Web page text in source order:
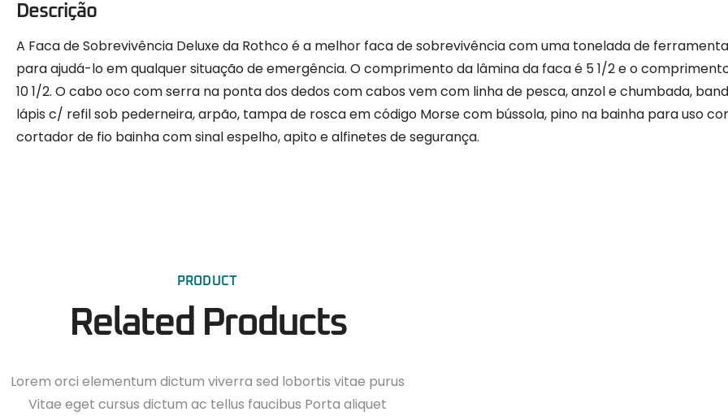
Descrição
A Faca de Sobrevivência Deluxe da Rothco é a melhor faca de sobrevivência com uma tonelada de
para ajudá-lo em qualquer situação de emergência. O comprimento da lâmina da faca é 5 1/2 e o
10 1/2. O cabo oco com serra na ponta dos dedos com cabos vem com linha de pesca, anzol e chumbada,
lápis c/ refil sob pederneira, arpão, tampa de rosca em código Morse com bússola, pino na bainha para uso
cortador de fio bainha com sinal espelho, apito e alfinetes de segurança.
PRODUCT
Related Products
Lorem orci elementum dictum viverra sed lobortis vitae purus
Vitae eget cursus dictum ac tellus faucibus Porta aliquet